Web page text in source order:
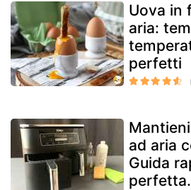
Uova in
aria:
perfetti
ad aria
Guida
perfetta.